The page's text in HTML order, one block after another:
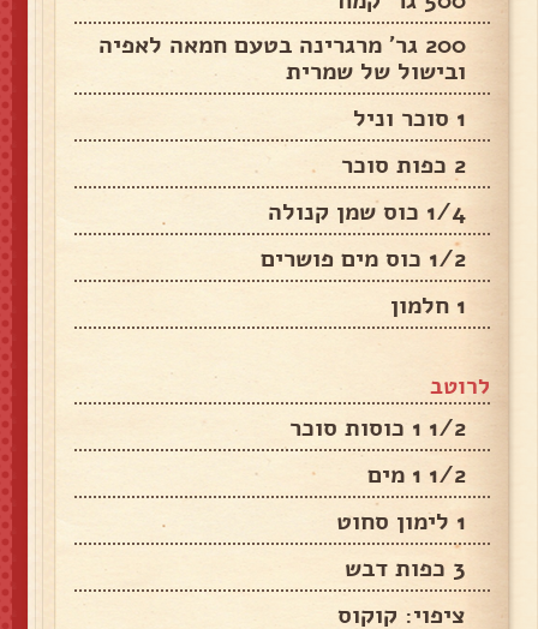
200 גר' מרגרינה בטעם חמאה לאפיה
ובישול של שמרית
1 סוכר וניל
2 כפות סוכר
1/4 כוס שמן קנולה
1/2 כוס מים פושרים
1 חלמון
לרוטב
1/2 1 כוסות סוכר
1/2 1 מים
1 לימון סחוט
3 כפות דבש
ציפוי: קוקוס